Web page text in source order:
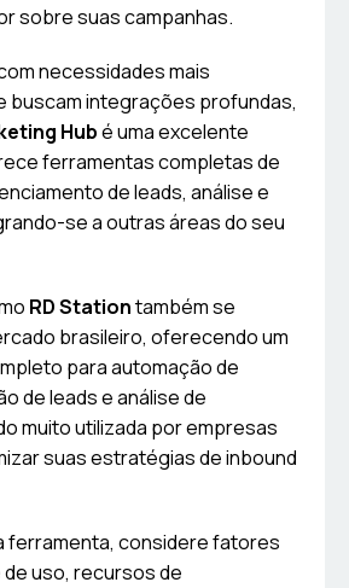
sobre suas campanhas.
necessidades mais
buscam integrações profundas,
Hubé uma excelente
ferramentas completas de
de leads, análise e
se a outras áreas do seu
RD Stationtambém se
brasileiro, oferecendo um
para automação de
de leads e análise de
muito utilizada por empresas
suas estratégias de inbound
ferramenta, considere fatores
uso, recursos de